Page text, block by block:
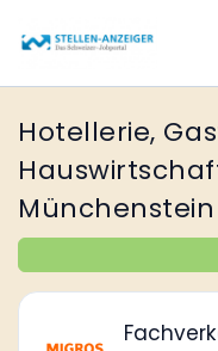
Hotellerie,
Münchenstein